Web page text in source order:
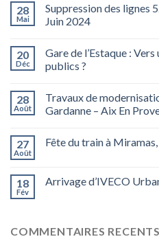
28
Mai
Suppression des lignes
Juin 2024
20
Déc
Gare de l’Estaque :
publics ?
28
Août
Travaux de
Gardanne – Aix En
27
Août
Fête du train à
18
Fév
Arrivage d’IVECO
COMMENTAIRES RECENTS